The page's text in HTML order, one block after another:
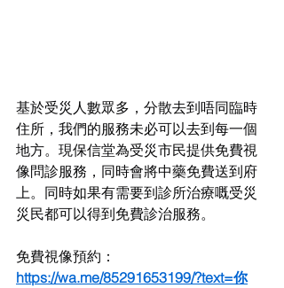
基於受災人數眾多，分散去到唔同臨時
住所，我們的服務未必可以去到每一個
地方。現保信堂為受災市民提供免費視
像問診服務，同時會將中藥免費送到府
上。同時如果有需要到診所治療嘅受災
災民都可以得到免費診治服務。
免費視像預約：
https://wa.me/85291653199/?text=你